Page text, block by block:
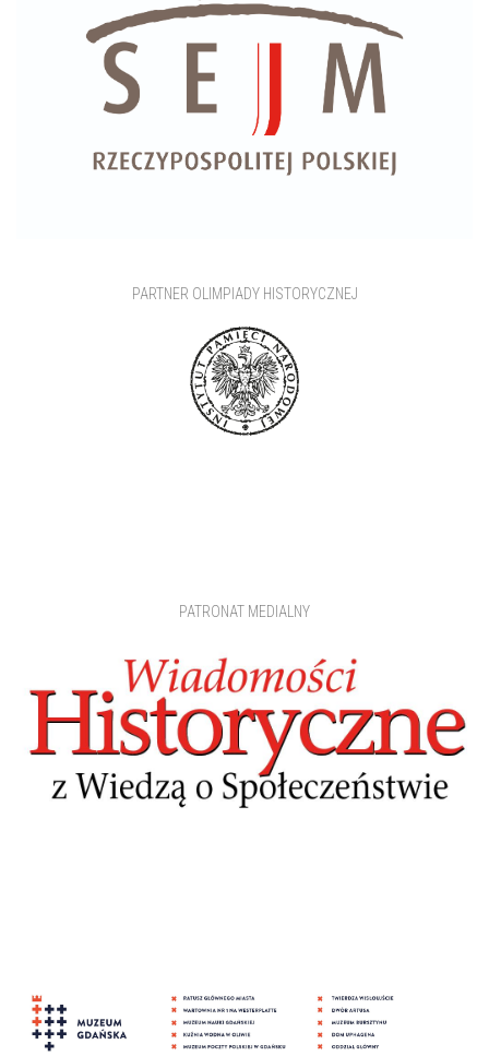
PARTNER OLIMPIADY HISTORYCZNEJ
PATRONAT MEDIALNY